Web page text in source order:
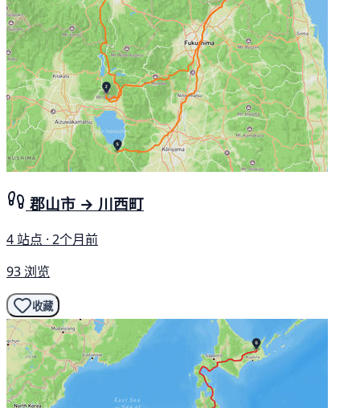
郡山市 → 川西町
4 站点 · 2个月前
93 浏览
收藏